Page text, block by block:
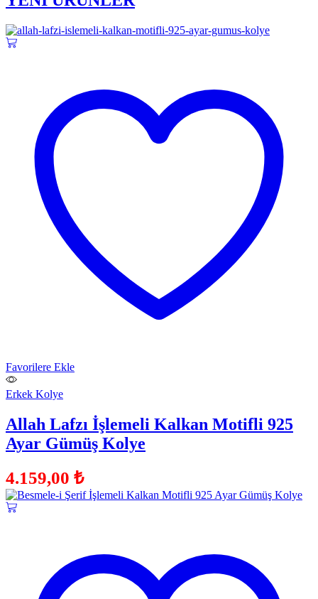
Favorilere Ekle
Erkek Kolye
Allah Lafzı İşlemeli Kalkan Motifli 925
Ayar Gümüş Kolye
4.159,00 ₺